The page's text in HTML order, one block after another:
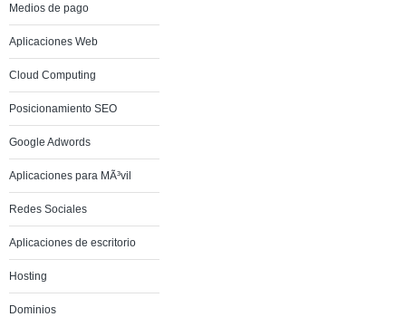
Medios de pago
Aplicaciones Web
Cloud Computing
Posicionamiento SEO
Google Adwords
Aplicaciones para MÃ³vil
Redes Sociales
Aplicaciones de escritorio
Hosting
Dominios